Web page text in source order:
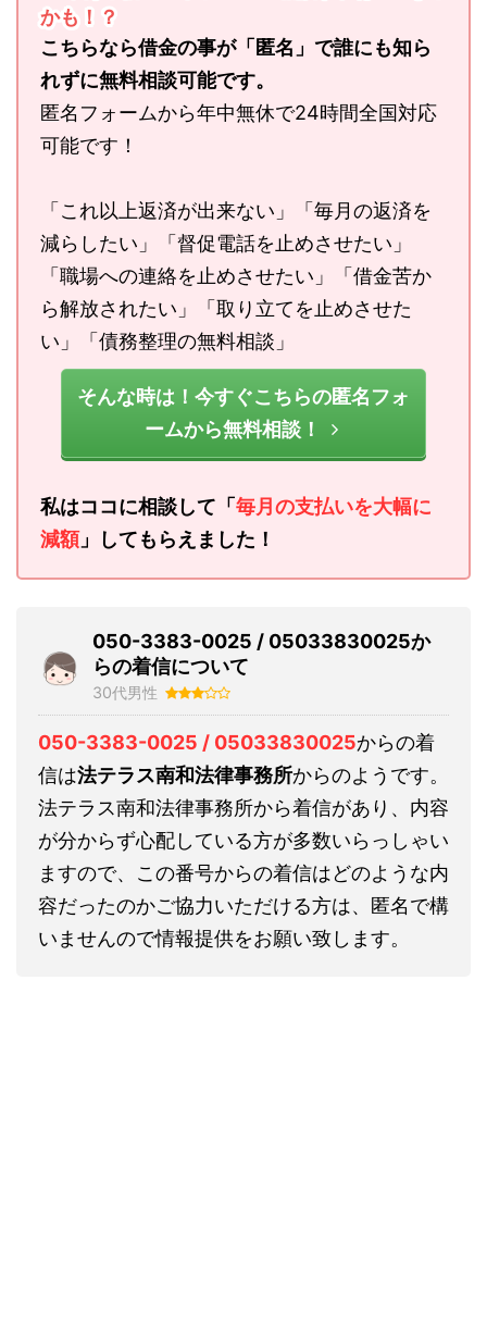
かも！？
こちらなら借金の事が「匿名」で誰にも知ら
れずに無料相談可能です。
匿名フォームから年中無休で24時間全国対応
可能です！
「これ以上返済が出来ない」「毎月の返済を
減らしたい」「督促電話を止めさせたい」
「職場への連絡を止めさせたい」「借金苦か
ら解放されたい」「取り立てを止めさせた
い」「債務整理の無料相談」
そんな時は！今すぐこちらの匿名フォ
ームから無料相談！
私はココに相談して「 毎月の支払いを大幅に
減額」してもらえました！
050-3383-0025 / 05033830025か
らの着信について
30代男性
050-3383-0025 / 05033830025からの着
信は法テラス南和法律事務所からのようです。
法テラス南和法律事務所から着信があり、内容
が分からず心配している方が多数いらっしゃい
ますので、この番号からの着信はどのような内
容だったのかご協力いただける方は、匿名で構
いませんので情報提供をお願い致します。